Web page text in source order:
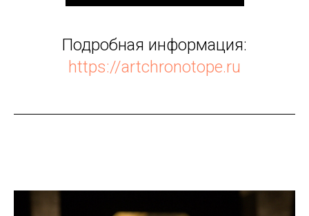
Подробная информация:
https://artchronotope.ru